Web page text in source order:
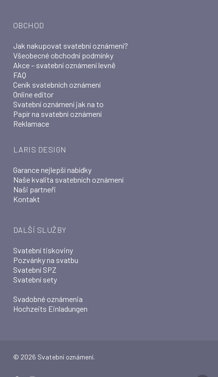
OBCHOD
Jak nakupovat svatební oznámení?
Všeobecné obchodní podmínky
Akce – svatební oznámení levně
FAQ
Ceník svatebních oznámení
Online editor
Svatební oznámení jak na to
Papír na svatební oznámení
Reklamace
LARIS DESIGN
Garance nejlepší nabídky
Naše kvalita svatebních oznámení
Naši partneři
Kontakt
DALŠÍ SLUŽBY
Svatební tiskoviny
Pozvánky na svatbu
Svatební SPZ
Svatební sety
Svadobné oznámenia
Hochzeits Einladungen
© 2026 Svatební oznámení.